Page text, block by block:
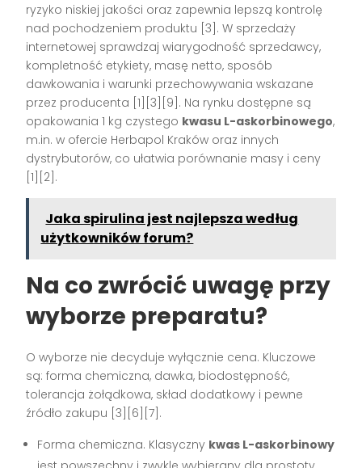
ryzyko niskiej jakości oraz zapewnia lepszą kontrolę
nad pochodzeniem produktu [3]. W sprzedaży
internetowej sprawdzaj wiarygodność sprzedawcy,
kompletność etykiety, masę netto, sposób
dawkowania i warunki przechowywania wskazane
przez producenta [1][3][9]. Na rynku dostępne są
opakowania 1 kg czystego kwasu L-askorbinowego,
m.in. w ofercie Herbapol Kraków oraz innych
dystrybutorów, co ułatwia porównanie masy i ceny
[1][2].
Jaka spirulina jest najlepsza według
użytkowników forum?
Na co zwrócić uwagę przy
wyborze preparatu?
O wyborze nie decyduje wyłącznie cena. Kluczowe
są: forma chemiczna, dawka, biodostępność,
tolerancja żołądkowa, skład dodatkowy i pewne
źródło zakupu [3][6][7].
Forma chemiczna. Klasyczny kwas L-askorbinowy